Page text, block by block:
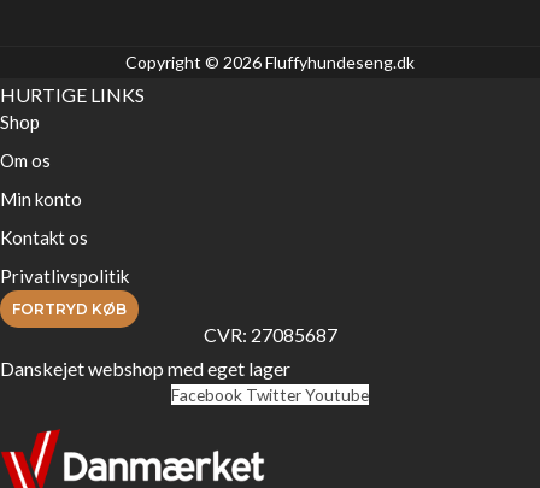
Copyright © 2026 Fluffyhundeseng.dk
HURTIGE LINKS
Shop
Om os
Min konto
Kontakt os
Privatlivspolitik
FORTRYD KØB
CVR: 27085687
Danskejet webshop med eget lager
Facebook TwitterYoutube